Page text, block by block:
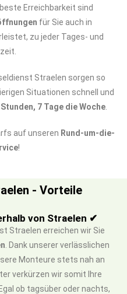
Erreichbarkeit sind
für Sie auch in
zu jeder Tages- und
Straelen sorgen so
Situationen schnell und
Stunden, 7 Tage die Woche.
auf unseren Rund-um-die-
!
- Vorteile
von Straelen ✔
Straelen erreichen wir Sie
. Dank unserer verlässlichen
Monteure stets nah an
verkürzen wir somit Ihre
ob tagsüber oder nachts,